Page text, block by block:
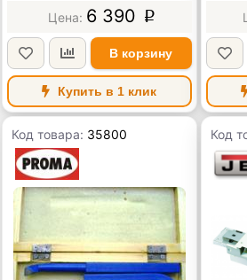
6 390 p
В корзину
Купить в 1 клик
Код товара: 35800 Код